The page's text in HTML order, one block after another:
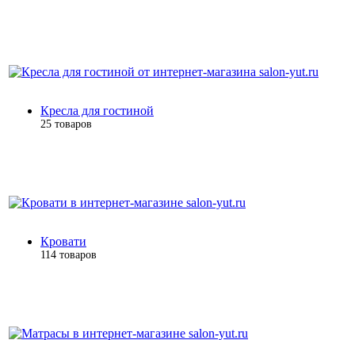
Кресла для гостиной
25 товаров
Кровати
114 товаров